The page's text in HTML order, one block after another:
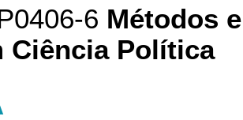
6 Métodos
Ciência Política